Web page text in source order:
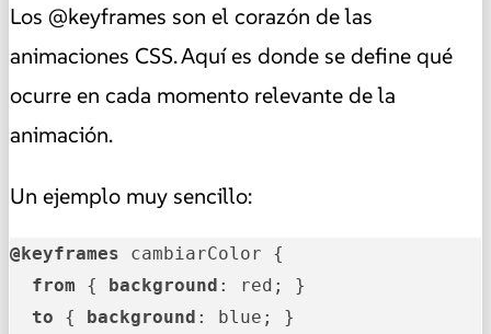
Los @keyframes son el corazón de las
animaciones CSS. Aquí es donde se define qué
ocurre en cada momento relevante de la
animación.
Un ejemplo muy sencillo:
@keyframes cambiarColor {
from { background : red; }
to { background : blue; }